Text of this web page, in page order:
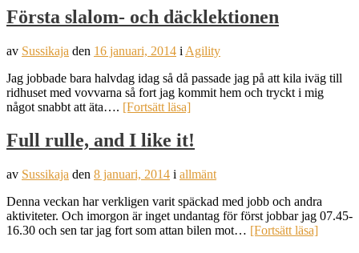
Första slalom- och däcklektionen
av Sussikaja den 16 januari, 2014 i Agility
Jag jobbade bara halvdag idag så då passade jag på att kila iväg till
ridhuset med vovvarna så fort jag kommit hem och tryckt i mig
något snabbt att äta…. [Fortsätt läsa]
Full rulle, and I like it!
av Sussikaja den 8 januari, 2014 i allmänt
Denna veckan har verkligen varit späckad med jobb och andra
aktiviteter. Och imorgon är inget undantag för först jobbar jag 07.45-
16.30 och sen tar jag fort som attan bilen mot… [Fortsätt läsa]